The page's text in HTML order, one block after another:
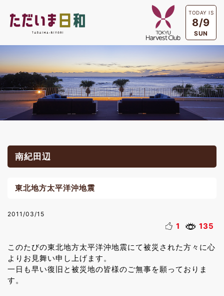
TODAY IS
8/9
SUN
南紀田辺
東北地方太平洋沖地震
2011/03/15
1 135
このたびの東北地方太平洋沖地震にて被災された方々に心
よりお見舞い申し上げます。
一日も早い復旧と被災地の皆様のご無事を願っておりま
す。